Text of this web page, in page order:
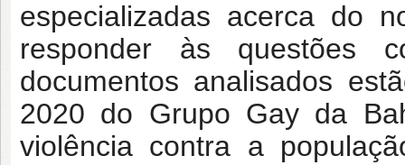
especializadas acerca do
responder às questões
documentos analisados
2020 do Grupo Gay da
violência contra a